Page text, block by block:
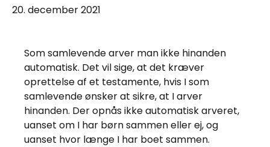
20. december 2021
Som samlevende arver man ikke hinanden
automatisk. Det vil sige, at det kræver
oprettelse af et testamente, hvis I som
samlevende ønsker at sikre, at I arver
hinanden. Der opnås ikke automatisk arveret,
uanset om I har børn sammen eller ej, og
uanset hvor længe I har boet sammen.